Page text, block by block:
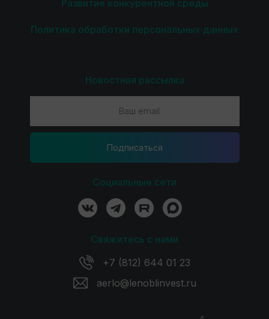
Развитие конкурентной среды
Политика обработки персональных данных
Новостная рассылка
Подпиcаться
Социальные сети
Свяжитесь с нами
+7 (812) 644 01 23
aerlo@lenoblinvest.ru